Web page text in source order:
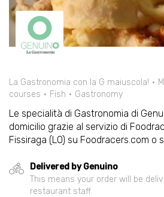
La Gastronomia con la G maiuscola!
courses
Fish Gastronomy
Le specialità di Gastronomia di
domicilio grazie al servizio di
Fissiraga (LO) su Foodracers.com o
Delivered by Genuino
This means your order will be
restaurant staff.